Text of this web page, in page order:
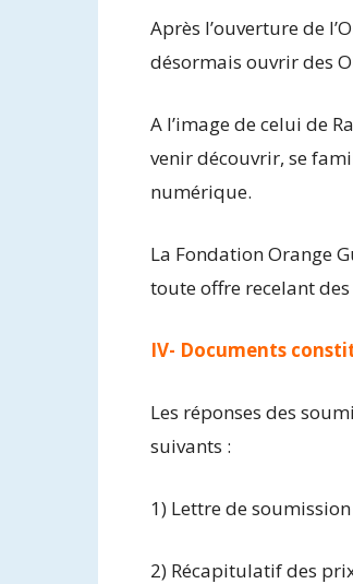
Après l’ouverture de
désormais ouvrir des
A l’image de celui de
venir découvrir, se
numérique.
La Fondation Orange
toute offre recelant
IV- Documents
Les réponses des
suivants :
1) Lettre de soumission
2) Récapitulatif des